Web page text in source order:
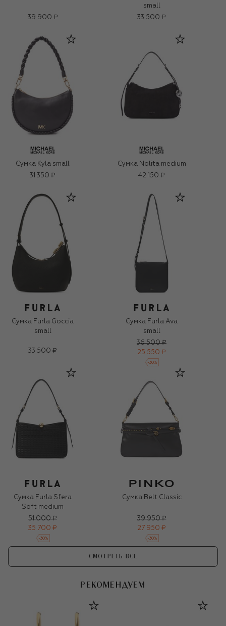
39 900 ₽
small
33 500 ₽
Сумка Kyla small
31 350 ₽
Сумка Nolita medium
42 150 ₽
Сумка Furla Goccia
small
33 500 ₽
Сумка Furla Ava
small
36 500 ₽
25 550 ₽
-30%
Сумка Furla Sfera
Soft medium
51 000 ₽
35 700 ₽
-30%
Сумка Belt Classic
39 950 ₽
27 950 ₽
-30%
СМОТРЕТЬ ВСЕ
РЕКОМЕНДУЕМ